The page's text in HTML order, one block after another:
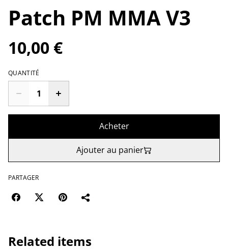
Patch PM MMA V3
10,00 €
QUANTITÉ
Acheter
Ajouter au panier
PARTAGER
Related items